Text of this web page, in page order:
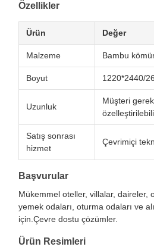
Özellikler
Ürün Değer
Malzeme Bambu
Boyut 1220*2440/
Uzunluk
Müşteri
Satış sonrası
hizmet
Çevrimiçi
Başvurular
Mükemmel oteller, villalar, daireler,
yemek odaları, oturma odaları ve
için.Çevre dostu çözümler.
Ürün Resimleri